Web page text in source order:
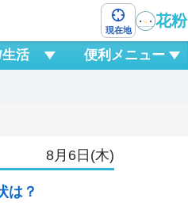
現在地
花粉
活 便利メニュー
8月6日(木)
は？